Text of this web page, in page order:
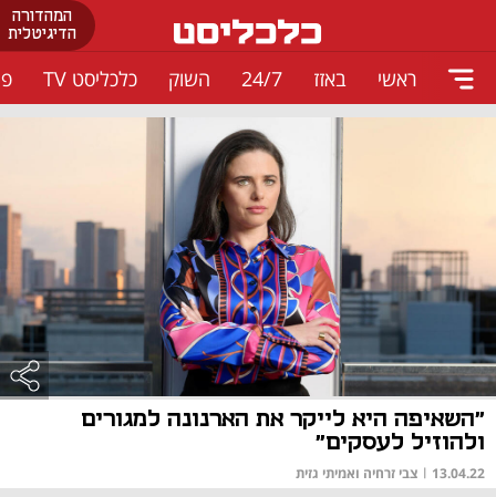
המהדורה
הדיגיטלית
ראשי באזז 24/7 השוק כלכליסט TV
"השאיפה היא לייקר את הארנונה למגורים
ולהוזיל לעסקים"
13.04.22
| צבי זרחיה ואמיתי גזית